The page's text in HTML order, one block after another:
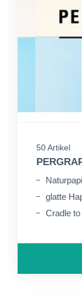
50 Artikel
glatte
Cradle